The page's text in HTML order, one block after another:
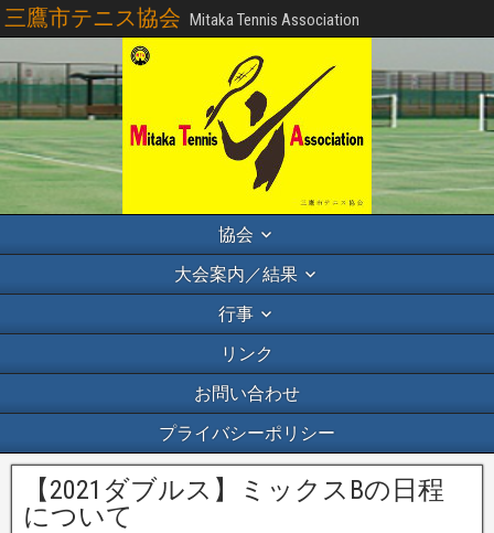
三鷹市テニス協会 Mitaka Tennis Association
協会
大会案内／結果
行事
リンク
お問い合わせ
プライバシーポリシー
【2021ダブルス】ミックスBの日程
について